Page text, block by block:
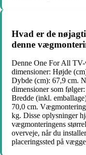
Hvad er de
denne
Denne One For All
dimensioner: Højde
Dybde (cm): 67,9 cm.
dimensioner som
Bredde (inkl.
70,0 cm.
kg. Disse oplysninger
vægmonteringens
overveje, når du
placeringssted på